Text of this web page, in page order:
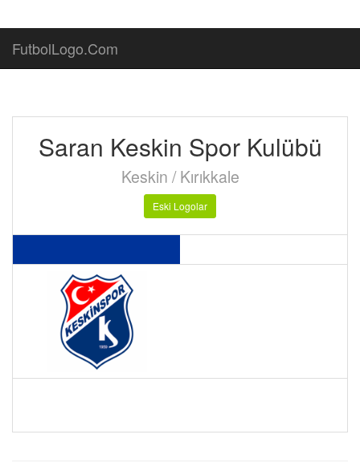
FutbolLogo.Com
Saran Keskin Spor Kulübü
Keskin / Kırıkkale
Eski Logolar